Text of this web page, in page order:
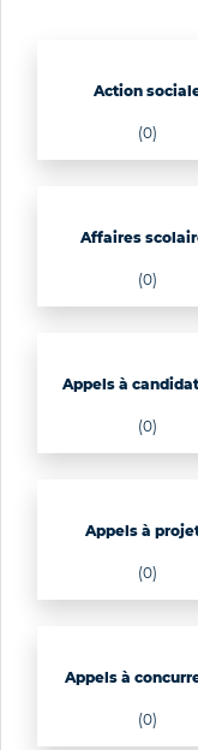
Action
(0)
Affaires
(0)
Appels à
(0)
Appels à
(0)
Appels à
(0)